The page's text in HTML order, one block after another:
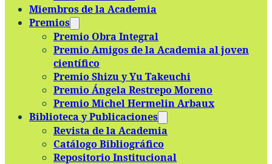
Miembros de la Academia
Premios
Premio Obra Integral
Premio Amigos de la Academia al joven
científico
Premio Shizu y Yu Takeuchi
Premio Ángela Restrepo Moreno
Premio Michel Hermelin Arbaux
Biblioteca y Publicaciones
Revista de la Academia
Catálogo Bibliográfico
Repositorio Institucional